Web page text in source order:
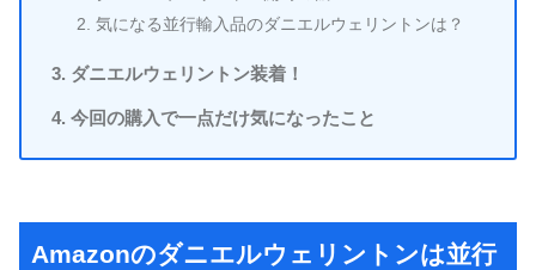
気になる並行輸入品のダニエルウェリントンは？
ダニエルウェリントン装着！
今回の購入で一点だけ気になったこと
Amazonのダニエルウェリントンは並行